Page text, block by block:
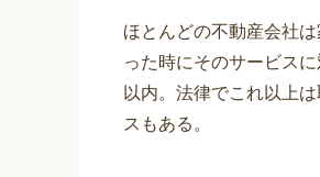
ほとんどの不動産会社
った時にそのサービス
以内。法律でこれ以上
スもある。